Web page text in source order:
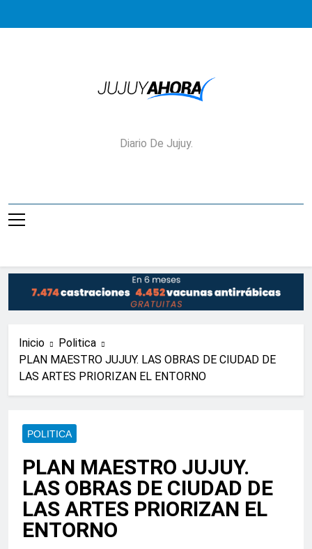
Jujuy Ahora!
Diario De Jujuy.
Inicio
Politica
PLAN MAESTRO JUJUY. LAS OBRAS DE CIUDAD DE
LAS ARTES PRIORIZAN EL ENTORNO
POLITICA
PLAN MAESTRO JUJUY.
LAS OBRAS DE CIUDAD DE
LAS ARTES PRIORIZAN EL
ENTORNO